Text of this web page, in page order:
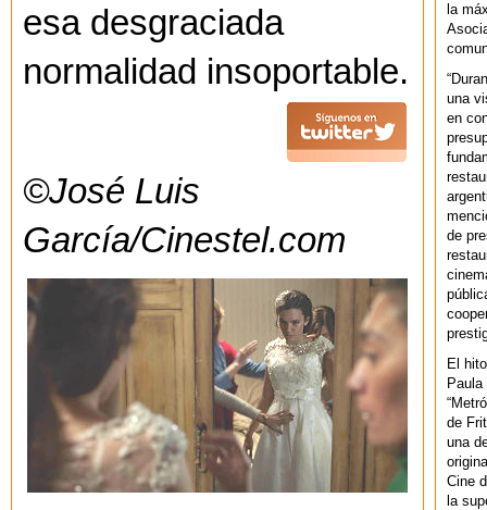
esa desgraciada
normalidad insoportable.
©José Luis
García/Cinestel.com
la
una
en
de
El
de
una
Cine
la